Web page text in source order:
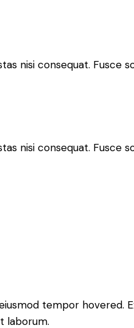
nisi consequat. Fusce
nisi consequat. Fusce
tempor hovered.
laborum.